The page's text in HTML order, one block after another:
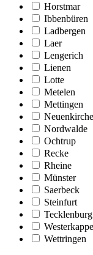
Horstmar
Ibbenbüren
Ladbergen
Laer
Lengerich
Lienen
Lotte
Metelen
Mettingen
Nordwalde
Ochtrup
Recke
Rheine
Münster
Saerbeck
Steinfurt
Tecklenburg
Wettringen